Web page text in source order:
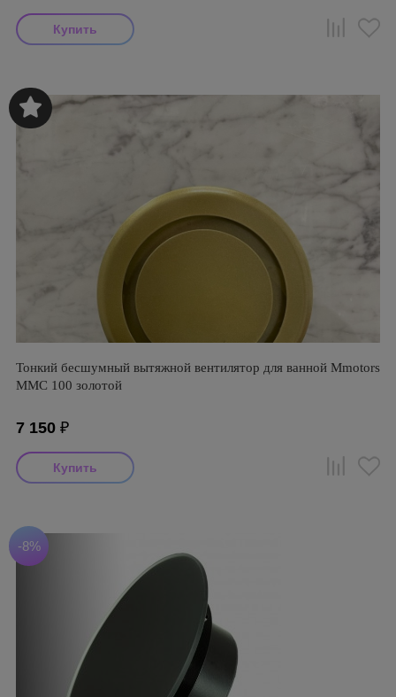
Тонкий бесшумный вытяжной вентилятор для ванной Mmotors
ММC 100 золотой
7 150 ₽
-8%